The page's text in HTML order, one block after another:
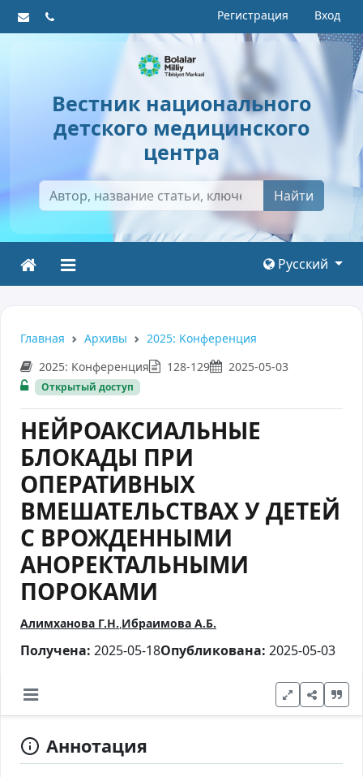
Регистрация Вход
Вестник национального
детского медицинского
центра
Найти
Русский
Главная Архивы
2025: Kонференция
2025: Kонференция
128-129 2025-05-03
Открытый доступ
НЕЙРОАКСИАЛЬНЫЕ
БЛОКАДЫ ПРИ
ОПЕРАТИВНЫХ
ВМЕШАТЕЛЬСТВАХ У ДЕТЕЙ
С ВРОЖДЕННЫМИ
АНОРЕКТАЛЬНЫМИ
ПОРОКАМИ
Алимханова Г.Н. Ибраимова А.Б.
Получена: 2025-05-18Опубликована: 2025-05-03
Аннотация